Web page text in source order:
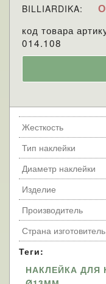
BILLIARDIKA:
код товара
014.108
Жесткость
Тип наклейки
Диаметр наклейки
Изделие
Производитель
Страна изготовитель
Теги:
НАКЛЕЙКА ДЛЯ